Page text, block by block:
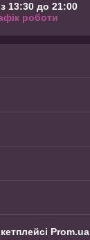
13:30 до 21:00
роботи
Prom.ua